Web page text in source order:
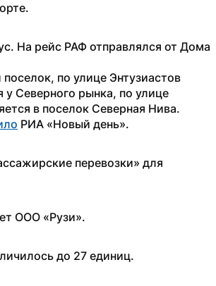
На рейс РАФ отправлялся от Дома
по улице Энтузиастов
Северного рынка, по улице
в поселок Северная Нива.
РИА «Новый день».
перевозки» для
ООО «Рузи».
до 27 единиц.